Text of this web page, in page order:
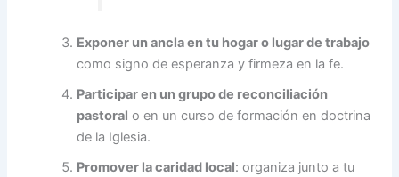
Exponer un ancla en tu hogar o lugar de trabajo
como signo de esperanza y firmeza en la fe.
Participar en un grupo de reconciliación
pastoral o en un curso de formación en doctrina
de la Iglesia.
Promover la caridad local: organiza junto a tu